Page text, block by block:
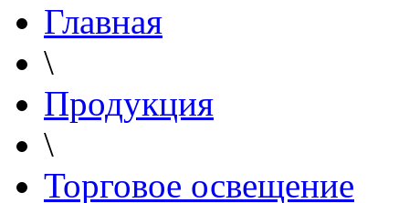
Главная
\
Продукция
\
Торговое освещение